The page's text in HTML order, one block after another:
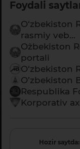
Foydali
O‘zbekiston
rasmiy veb...
O`zbekiston
portali
O‘zbekiston
O’zbekiston
Respublika
Korporativ
Hozir saytda: